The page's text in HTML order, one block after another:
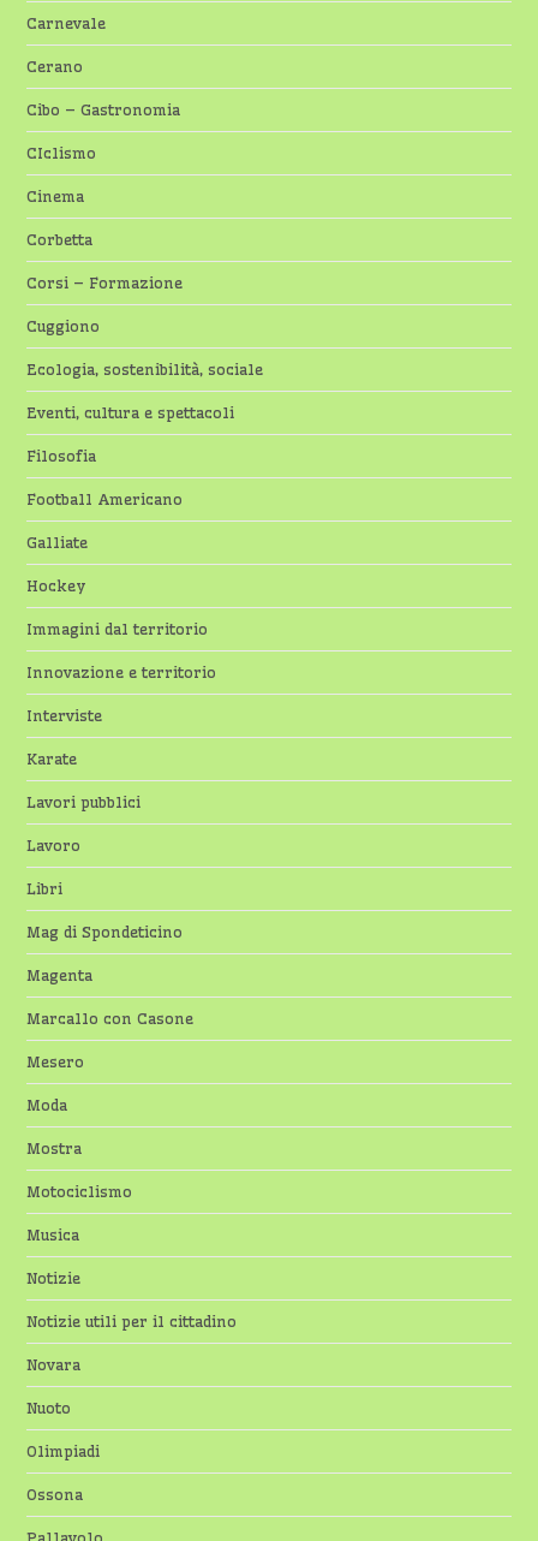
Carnevale
Cerano
Cibo – Gastronomia
CIclismo
Cinema
Corbetta
Corsi – Formazione
Cuggiono
Ecologia, sostenibilità, sociale
Eventi, cultura e spettacoli
Filosofia
Football Americano
Galliate
Hockey
Immagini dal territorio
Innovazione e territorio
Interviste
Karate
Lavori pubblici
Lavoro
Libri
Mag di Spondeticino
Magenta
Marcallo con Casone
Mesero
Moda
Mostra
Motociclismo
Musica
Notizie
Notizie utili per il cittadino
Novara
Nuoto
Olimpiadi
Ossona